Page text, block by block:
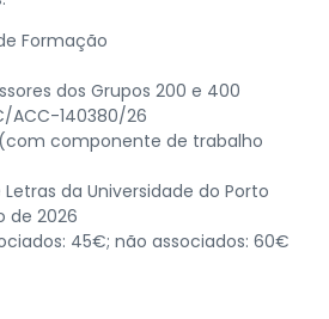
Formação
dos Grupos 200 e 400
ACC-140380/26
componente de trabalho
da Universidade do Porto
de 2026
45€; não associados: 60€